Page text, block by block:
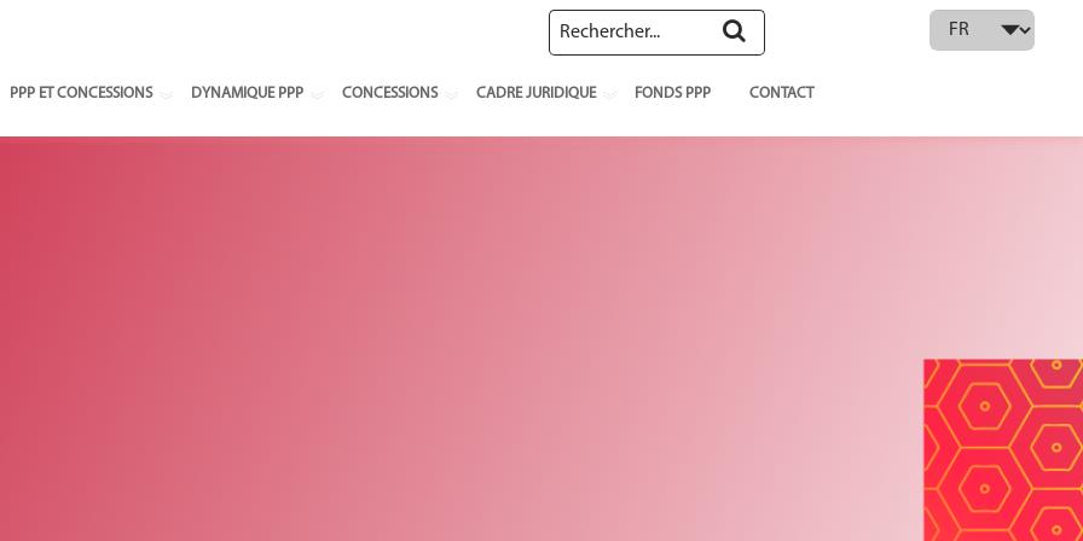
Select your language
PPP ET CONCESSIONS DYNAMIQUE PPP CONCESSIONS CADRE JURIDIQUE FONDS PPP CONTACT